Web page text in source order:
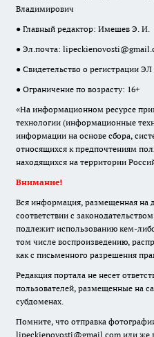
Владимирович
● Главный редактор: Имешев Э. И.
● Эл.почта:
● Свидетельство о регистрации
● Ограничение по возрасту: 16+
«На информационном ресурсе
технологии (информационные
информации на основе сбора,
относящихся к предпочтениям
находящихся на территории
Внимание!
Вся информация, размещенная на
соответствии с
подлежит использованию кем-
том числе воспроизведению,
как с письменного разрешения
Редакция портала не несет
пользователей, размещенные на
субдоменах.
Помните, что отправка
lipeckienovosti@gmail.com или же